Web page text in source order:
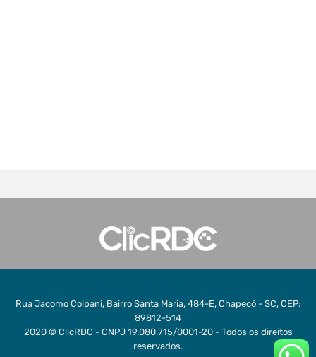
Rua Jacomo Colpani, Bairro Santa Maria, 484-E, Chapecó - SC, CEP:
89812-514
2020 © ClicRDC - CNPJ 19.080.715/0001-20 - Todos os direitos
reservados.